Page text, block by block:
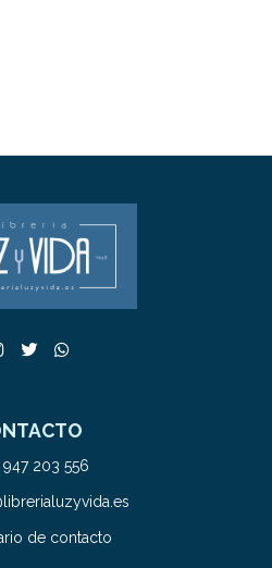
947 203 556
de contacto